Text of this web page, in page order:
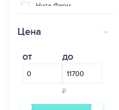
Нита-Фарм
ООО "Апиценна"
ООО ВИК —
здоровье животных
Цена
от
до
₽